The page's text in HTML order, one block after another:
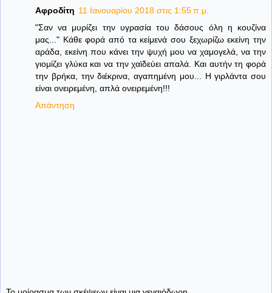
Αφροδίτη 11 Ιανουαρίου 2018 στις 1:55 π.μ.
"Σαν να μυρίζει την υγρασία του δάσους όλη η κουζίνα
μας..." Κάθε φορά από τα κείμενά σου ξεχωρίζω εκείνη την
αράδα, εκείνη που κάνει την ψυχή μου να χαμογελά, να την
γιομίζει γλύκα και να την χαϊδεύει απαλά. Και αυτήν τη φορά
την βρήκα, την διέκρινα, αγαπημένη μου... Η γιρλάντα σου
είναι ονειρεμένη, απλά ονειρεμένη!!!
Απάντηση